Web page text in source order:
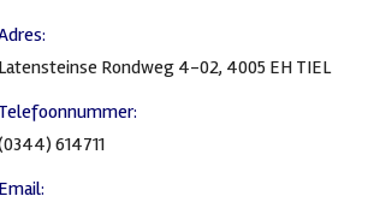
Rondweg 4-02, 4005 EH TIEL
614711